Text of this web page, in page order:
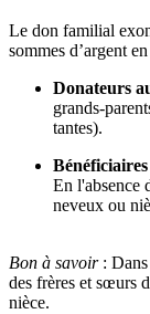
Le don familial
sommes d’argent
Donateurs
grands-
tantes).
En l'absence
neveux ou
Bon à savoir: Dans
des frères et sœurs
nièce.